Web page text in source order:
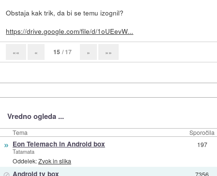
Obstaja kak trik, da bi se temu izognil?
https://drive.google.com/file/d/1oUEevW...
«« « 15 / 17 » »»
Vredno ogleda ...
Tema Sporočila
» Eon Telemach in Android box
Tatamata
Oddelek:Zvok in slika
197
Android tv box